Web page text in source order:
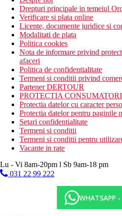
Drepturi principale in temeiul
Verificare si plata online
Licente, documente juridice si
Modalitati de plata
Politica cookies
Nota de informare privind
afaceri
Politica de confidentialitate
Termeni si conditii privind
Partener DERTOUR
PROTECTIA
Protectia datelor cu caracter
Protectia datelor pentru paginile
Setari confidentialitate
Termeni si conditii
Termeni si conditii pentru
Vacante in rate
Lu - Vi 8am-20pm l Sb 9am-18 pm
031 22 99 222
WHATSAPP -